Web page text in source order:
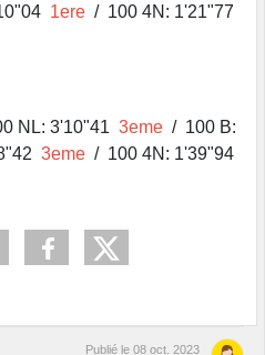
1ere / 100 4N: 1'21"77
NL: 3'10"41 3eme / 100 B:
3eme / 100 4N: 1'39"94
Publié le 08 oct. 2023